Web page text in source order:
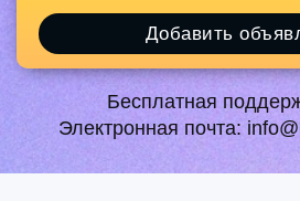
Добавить
Бесплатная
Электронная почта: